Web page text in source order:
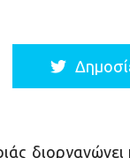
διοργανώνει